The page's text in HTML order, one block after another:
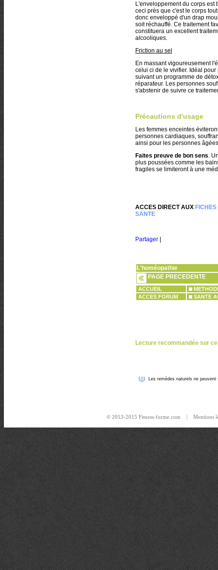
L'enveloppement du corps est
ceci près que c'est le corps
donc enveloppé d'un drap
soit réchauffé. Ce traitement
constituera un excellent
alcooliques.
Friction au sel
En massant vigoureusement
celui ci de le vivifier. Idéal
suivant un programme de
réparateur. Les personnes
s'abstenir de suivre ce
Précautions d'usage
Les femmes enceintes
personnes cardiaques,
ainsi pour les personnes
Faites preuve de bon sens.
plus poussées comme les
fragiles se limiteront à une
ACCES DIRECT AUX
SANTE
Partager
L'homéopathie
PAGE PRECEDENTE
ACCUEIL
ACCES FORUM
SANTE
Lecture recommandée sur
Les remèdes naturels ne
© 2013-2015 Fitness-forme.com | Mentions